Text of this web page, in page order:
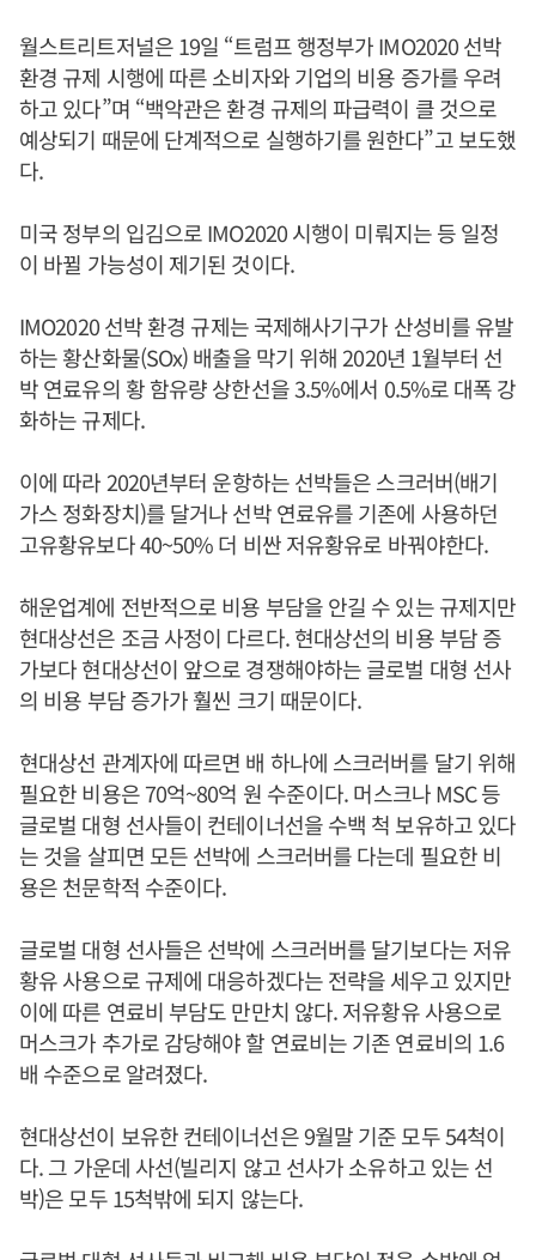
월스트리트저널은 19일 “트럼프 행정부가 IMO2020 선박
환경 규제 시행에 따른 소비자와 기업의 비용 증가를 우려
하고 있다”며 “백악관은 환경 규제의 파급력이 클 것으로
예상되기 때문에 단계적으로 실행하기를 원한다”고 보도했
다.
미국 정부의 입김으로 IMO2020 시행이 미뤄지는 등 일정
이 바뀔 가능성이 제기된 것이다.
IMO2020 선박 환경 규제는 국제해사기구가 산성비를 유발
하는 황산화물(SOx) 배출을 막기 위해 2020년 1월부터 선
박 연료유의 황 함유량 상한선을 3.5%에서 0.5%로 대폭 강
화하는 규제다.
이에 따라 2020년부터 운항하는 선박들은 스크러버(배기
가스 정화장치)를 달거나 선박 연료유를 기존에 사용하던
고유황유보다 40~50% 더 비싼 저유황유로 바꿔야한다.
해운업계에 전반적으로 비용 부담을 안길 수 있는 규제지만
현대상선은 조금 사정이 다르다. 현대상선의 비용 부담 증
가보다 현대상선이 앞으로 경쟁해야하는 글로벌 대형 선사
의 비용 부담 증가가 훨씬 크기 때문이다.
현대상선 관계자에 따르면 배 하나에 스크러버를 달기 위해
필요한 비용은 70억~80억 원 수준이다. 머스크나 MSC 등
글로벌 대형 선사들이 컨테이너선을 수백 척 보유하고 있다
는 것을 살피면 모든 선박에 스크러버를 다는데 필요한 비
용은 천문학적 수준이다.
글로벌 대형 선사들은 선박에 스크러버를 달기보다는 저유
황유 사용으로 규제에 대응하겠다는 전략을 세우고 있지만
이에 따른 연료비 부담도 만만치 않다. 저유황유 사용으로
머스크가 추가로 감당해야 할 연료비는 기존 연료비의 1.6
배 수준으로 알려졌다.
현대상선이 보유한 컨테이너선은 9월말 기준 모두 54척이
다. 그 가운데 사선(빌리지 않고 선사가 소유하고 있는 선
박)은 모두 15척밖에 되지 않는다.